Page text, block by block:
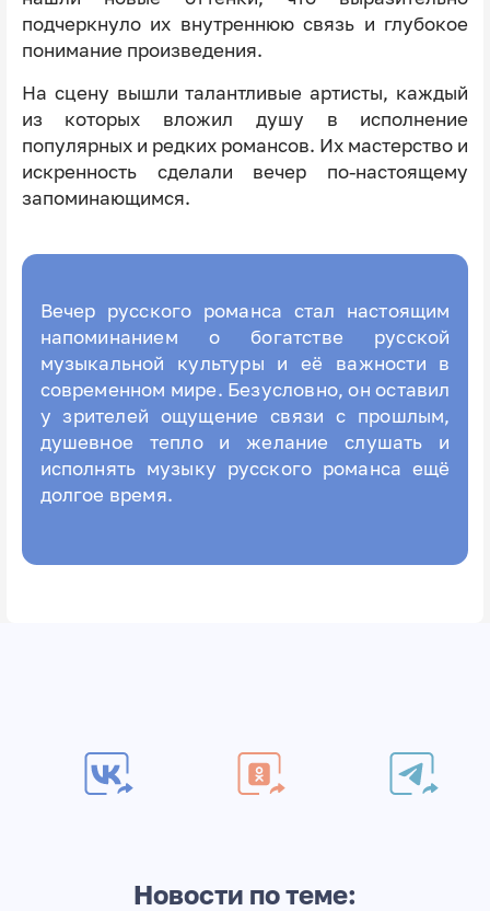
подчеркнуло их внутреннюю связь и глубокое
понимание произведения.
На сцену вышли талантливые артисты, каждый
из которых вложил душу в исполнение
популярных и редких романсов. Их мастерство и
искренность сделали вечер по-настоящему
запоминающимся.
Вечер русского романса стал настоящим
напоминанием о богатстве русской
музыкальной культуры и её важности в
современном мире. Безусловно, он оставил
у зрителей ощущение связи с прошлым,
душевное тепло и желание слушать и
исполнять музыку русского романса ещё
долгое время.
Новости по теме: